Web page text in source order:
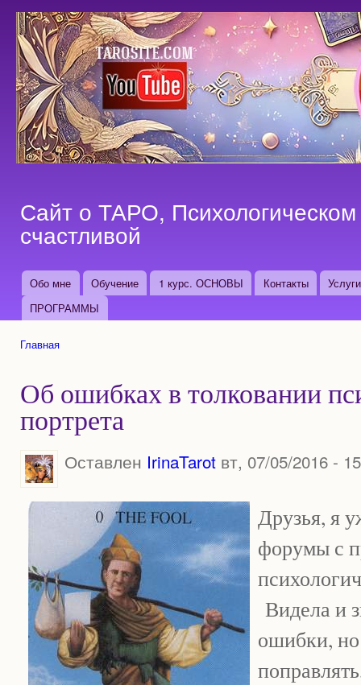
Сайт о ТАРО,
счастливой
Основные ссылки
Обо мне Обучение 1 курс. ОСНОВЫ Контакты
Услуги
ПРОГРАММЫ
Главная
Об ошибках в толковании
портрета
Оставлен IrinaTarotвт, 07/05/2016 -
Друзья, я
форумы с
Видела и
ошибки,